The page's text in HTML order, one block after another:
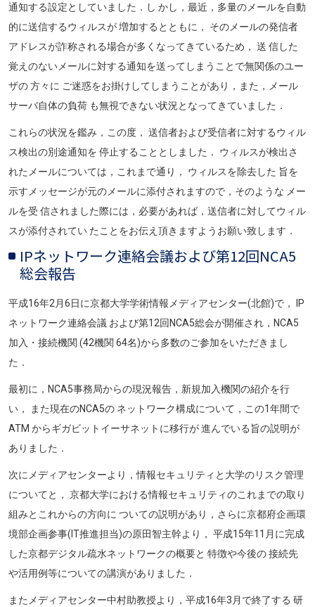
通知する設定としていました．し かし，最近，多量のメールを自動
的に送信するウィルスが 増加するとともに， そのメールの発信者
アドレスが詐称される場合が多くなってきているため， 送 信した
覚えのないメールに対する通知を送ってしまうことで無関係のユー
ザの 方々に ご迷惑をお掛けしてしまうことがあり，また，メール
サーバ自体の負荷 も無視できない状況となってきていました．
これらの状況を鑑み，この度， 送信者および受信者に対するウィル
ス検出の別途通知を 停止することとしました． ウィルスが検出さ
れたメールについては，これまで通り， ウィルスを除去した 旨を
示すメッセージが元のメールに添付されますので，そのような メー
ルを受 信されました際には，必要があれば，送信者に対してウィル
スが添付されてい たことをお伝え頂きますようお願い致します．
IPネットワーク連絡会議および第12回NCA5
総会報告
平成16年2月6日に京都大学学術情報メディアセンター(北館)で， IP
ネットワーク連絡会議 および第12回NCA5総会が開催され，NCA5
加入・接続機関 (42機関 64名)から多数のご参加をいただきまし
た．
最初に，NCA5事務局からの現況報告，新規加入機関の紹介を行
い， また現在のNCA5の ネットワーク構成について，この1年間で
ATM からギガビットイーサネットに移行が 進んでいる旨の説明が
ありました．
次にメディアセンターより，情報セキュリティと大学のリスク管理
についてと， 京都大学における情報セキュリティのこれまでの取り
組みとこれからの方向に ついての説明があり，さらに京都府企画環
境部企画参事(IT推進担当)の原田智主幹より， 平成15年11月に完成
した京都デジタル疏水ネットワークの概要と 特徴や今後の 接続先
や活用例等についての講演がありました．
またメディアセンター中村助教授より，平成16年3月で終了する 研